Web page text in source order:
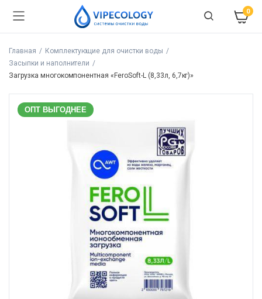
0
Главная
Комплектующие для очистки воды
Засыпки и наполнители
Загрузка многокомпонентная «FeroSoft-L (8,33л, 6,7кг)»
ОПТ ВЫГОДНЕЕ